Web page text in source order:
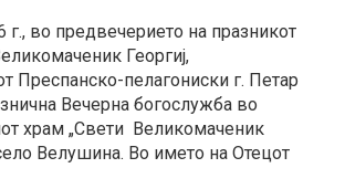
г., во предвечерието на празникот
Георгиј,
Преспанско-пелагониски г. Петар
Вечерна богослужба во
храм „Свети Великомаченик
Велушина. Во името на Отецот